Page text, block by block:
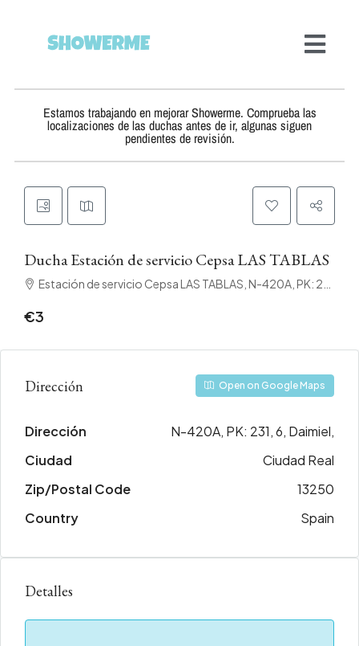
Estamos trabajando en mejorar Showerme. Comprueba las
localizaciones de las duchas antes de ir, algunas siguen
pendientes de revisión.
Ducha Estación de servicio Cepsa LAS TABLAS
Estación de servicio Cepsa LAS TABLAS, N-420A, PK: 231, 6, 13250 Daimiel, Ciudad Real
€3
Dirección Open on Google Maps
Dirección
N-420A, PK: 231, 6, Daimiel,
Ciudad
Ciudad Real
Zip/Postal Code
13250
Country
Spain
Detalles